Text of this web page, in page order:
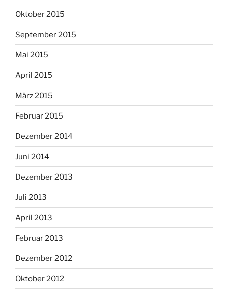
Oktober 2015
September 2015
Mai 2015
April 2015
März 2015
Februar 2015
Dezember 2014
Juni 2014
Dezember 2013
Juli 2013
April 2013
Februar 2013
Dezember 2012
Oktober 2012